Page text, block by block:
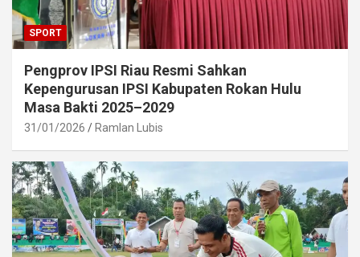
SPORT
Pengprov IPSI Riau Resmi Sahkan
Kepengurusan IPSI Kabupaten Rokan Hulu
Masa Bakti 2025–2029
31/01/2026 Ramlan Lubis